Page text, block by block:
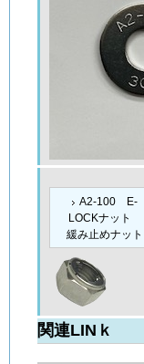
A2-100 E-
LOCKナット
緩み止めナット
関連LINｋ